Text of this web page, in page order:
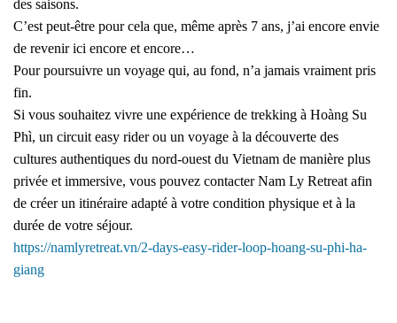
des saisons.
C’est peut-être pour cela que, même après 7 ans, j’ai encore envie
de revenir ici encore et encore…
Pour poursuivre un voyage qui, au fond, n’a jamais vraiment pris
fin.
Si vous souhaitez vivre une expérience de trekking à Hoàng Su
Phì, un circuit easy rider ou un voyage à la découverte des
cultures authentiques du nord-ouest du Vietnam de manière plus
privée et immersive, vous pouvez contacter Nam Ly Retreat afin
de créer un itinéraire adapté à votre condition physique et à la
durée de votre séjour.
https://namlyretreat.vn/2-days-easy-rider-loop-hoang-su-phi-ha-
giang